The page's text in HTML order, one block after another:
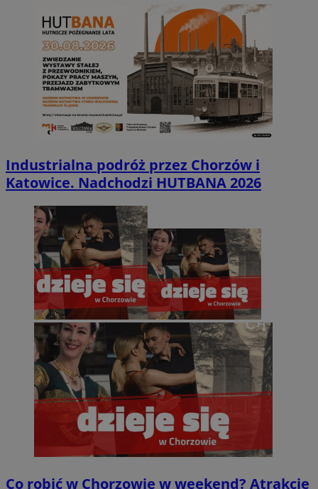
Industrialna podróż przez Chorzów i
Katowice. Nadchodzi HUTBANA 2026
Co robić w Chorzowie w weekend? Atrakcje